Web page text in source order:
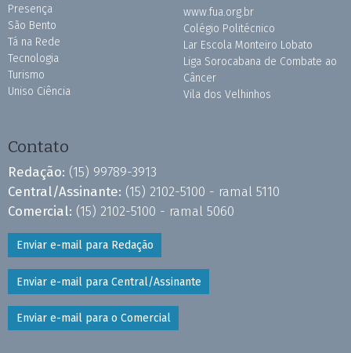
Presença
São Bento
Tá na Rede
Tecnologia
Turismo
Uniso Ciência
www.fua.org.br
Colégio Politécnico
Lar Escola Monteiro Lobato
Liga Sorocabana de Combate ao
Câncer
Vila dos Velhinhos
Contato
Redação: (15) 99789-3913
Central/Assinante: (15) 2102-5100 - ramal 5110
Comercial: (15) 2102-5100 - ramal 5060
Enviar e-mail para Redação
Enviar e-mail para Central/Assinante
Enviar e-mail para o Comercial